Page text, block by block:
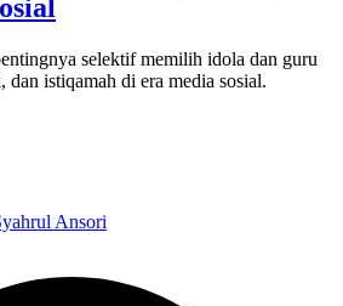
selektif memilih idola dan guru
dan istiqamah di era media sosial.
Ansori